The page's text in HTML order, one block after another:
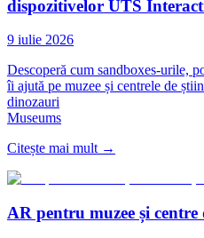
dispozitivelor UTS
9 iulie 2026
Descoperă cum sandboxes-urile,
îi ajută pe muzee și centrele de
dinozauri
Museums
Citește mai mult →
AR pentru muzee și centre